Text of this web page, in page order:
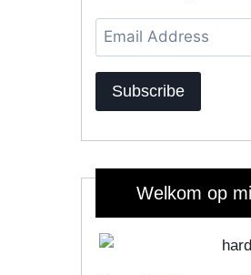
Email
Address
Subscribe
Welkom op